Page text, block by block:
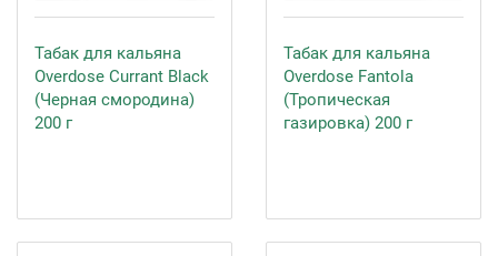
Табак для кальяна
Overdose Currant Black
(Черная смородина)
200 г
Табак для кальяна
Overdose Fantola
(Тропическая
газировка) 200 г